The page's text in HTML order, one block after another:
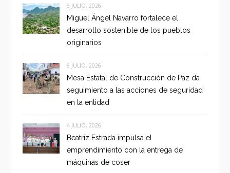
6 JULIO, 2026
Miguel Ángel Navarro fortalece el
desarrollo sostenible de los pueblos
originarios
6 JULIO, 2026
Mesa Estatal de Construcción de Paz da
seguimiento a las acciones de seguridad
en la entidad
4 JULIO, 2026
Beatriz Estrada impulsa el
emprendimiento con la entrega de
máquinas de coser